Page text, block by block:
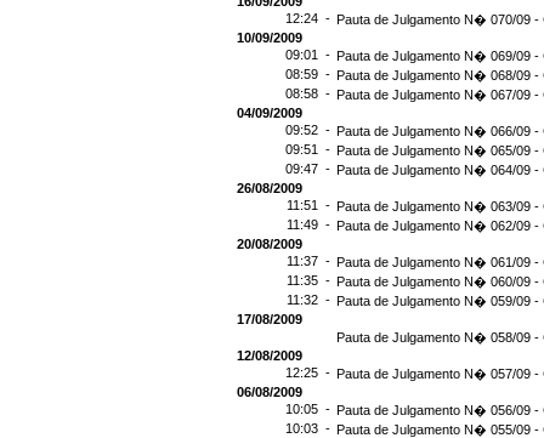
12:24 - Pauta de Julgamento N� 070/09 -
10/09/2009
09:01 - Pauta de Julgamento N� 069/09 -
08:59 - Pauta de Julgamento N� 068/09 -
08:58 - Pauta de Julgamento N� 067/09 -
04/09/2009
09:52 - Pauta de Julgamento N� 066/09 -
09:51 - Pauta de Julgamento N� 065/09 -
09:47 - Pauta de Julgamento N� 064/09 -
26/08/2009
11:51 - Pauta de Julgamento N� 063/09 -
11:49 - Pauta de Julgamento N� 062/09 -
20/08/2009
11:37 - Pauta de Julgamento N� 061/09 -
11:35 - Pauta de Julgamento N� 060/09 -
11:32 - Pauta de Julgamento N� 059/09 -
17/08/2009
Pauta de Julgamento N� 058/09 -
12/08/2009
12:25 - Pauta de Julgamento N� 057/09 -
06/08/2009
10:05 - Pauta de Julgamento N� 056/09 -
10:03 - Pauta de Julgamento N� 055/09 -